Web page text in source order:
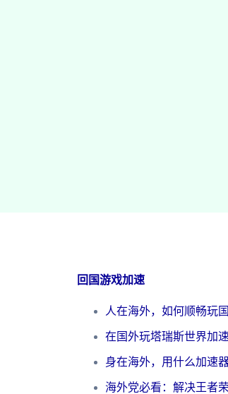
回国游戏加速